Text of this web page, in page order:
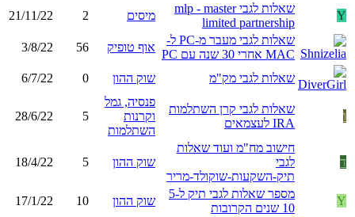
Y
שאלות לגבי mlp - master
limited partnership
מיסים 2
21/11/22
שאלות לגבי מעבר מ-PC ל-
MAC אחרי 30 שנה עם PC
אוף טופיק 56
3/8/22
שאלות לגבי מק"מ שוק ההון 0
6/7/22
ו
שאלות לגבי קרן השתלמות
IRA לעצמאים
פנסיה, גמל
וקרנות
השתלמות
5
28/6/22
ד
חישוב מח"מ ועוד שאלות
לגבי
תיק-השקעות-שוקולד-מריר
שוק ההון 5
18/4/22
Y
מספר שאלות לגבי תיק ל5-
10 שנים הקרובות
שוק ההון 10
17/1/22